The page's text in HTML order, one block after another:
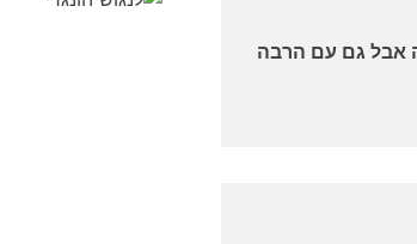
אבל גם עם הרבה